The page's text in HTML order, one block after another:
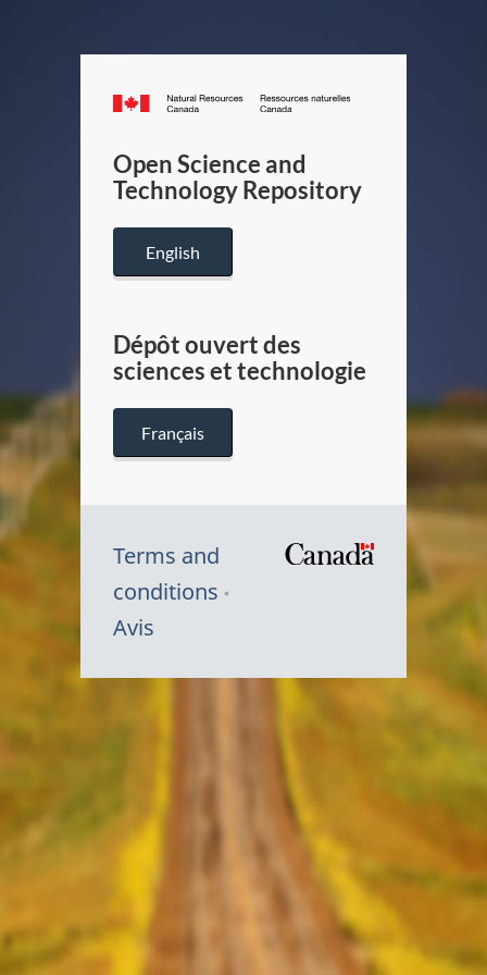
Canada.ca
/
Canada
Open Science and
Technology Repository
English
Dépôt ouvert des
sciences et technologie
Français
Terms and
conditions
Avis
Symbole
Canada